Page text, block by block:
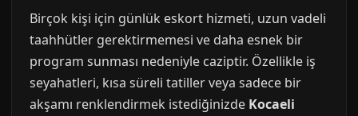
Birçok kişi için günlük eskort hizmeti, uzun vadeli
taahhütler gerektirmemesi ve daha esnek bir
program sunması nedeniyle caziptir. Özellikle iş
seyahatleri, kısa süreli tatiller veya sadece bir
akşamı renklendirmek istediğinizde Kocaeli